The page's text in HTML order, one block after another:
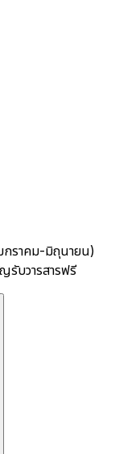
กราคม-มิถุนายน)
รับวารสารฟรี